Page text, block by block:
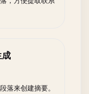
落来创建摘要。